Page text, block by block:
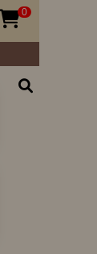
0